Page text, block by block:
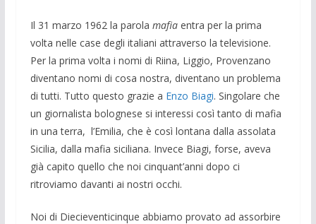
Il 31 marzo 1962 la parola mafiaentra per la prima
volta nelle case degli italiani attraverso la televisione.
Per la prima volta i nomi di Riina, Liggio, Provenzano
diventano nomi di cosa nostra, diventano un problema
di tutti. Tutto questo grazie a Enzo Biagi. Singolare che
un giornalista bolognese si interessi così tanto di mafia
in una terra, l’Emilia, che è così lontana dalla assolata
Sicilia, dalla mafia siciliana. Invece Biagi, forse, aveva
già capito quello che noi cinquant’anni dopo ci
ritroviamo davanti ai nostri occhi.
Noi di Diecieventicinque abbiamo provato ad assorbire